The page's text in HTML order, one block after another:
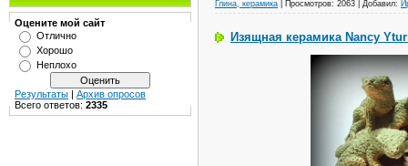
Оцените мой сайт
Отлично
Хорошо
Неплохо
Результаты | Архив опросов
Всего ответов: 2335
Глина, керамика Просмотров: 2063 Добавил:
Изящная керамика Nancy